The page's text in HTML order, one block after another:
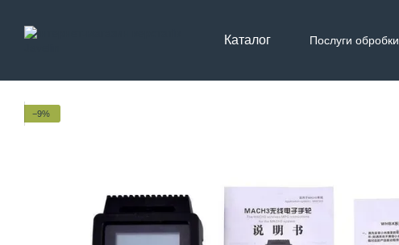
Каталог Послуги обробки
−9%